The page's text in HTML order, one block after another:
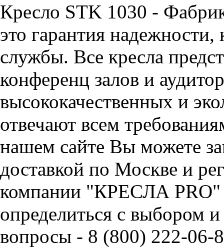
Кресло STK 1030 -
это гарантия надежности,
службы. Все кресла
конференц залов и
высококачественных и
отвечают всем
нашем сайте Вы можете
доставкой по Москве и
компании "КРЕСЛА PRO"
определиться с выбором
вопросы - 8 (800) 222-06-